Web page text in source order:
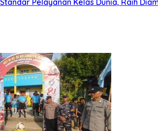
Pelayanan Kelas Dunia, Raih